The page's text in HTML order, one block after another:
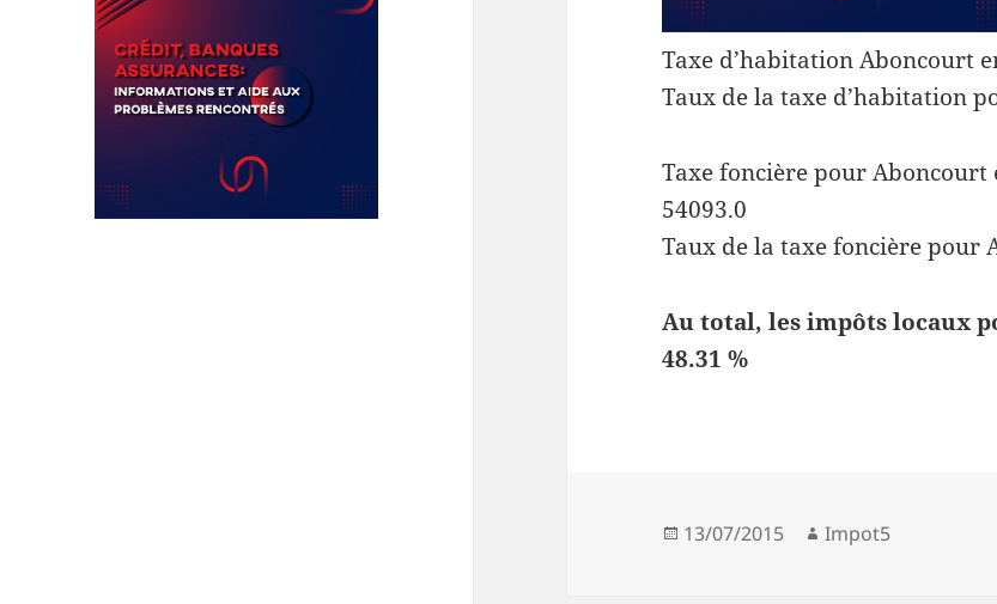
Taxe d’habitation Aboncourt
Taux de la taxe d’habitation
Taxe foncière pour Aboncourt
54093.0
Taux de la taxe foncière pour
Au total, les impôts locaux
48.31 %
Publié
13/07/2015 Auteur
Impot5